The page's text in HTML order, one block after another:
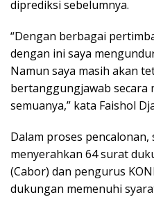
diprediksi sebelumnya.
“Dengan berbagai
dengan ini saya
Namun saya masih akan
bertanggungjawab secara
semuanya,” kata Faishol
Dalam proses pencalonan,
menyerahkan 64 surat
(Cabor) dan pengurus
dukungan memenuhi